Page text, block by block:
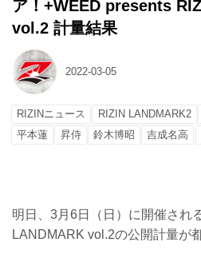
ア！+WEED presents
vol.2 計量結果
2022-03-05
RIZINニュース RIZIN LANDMARK2
平本蓮
昇侍 鈴木博昭 吉成名高
明日、3月6日（日）に開催され
LANDMARK vol.2の公開計量が